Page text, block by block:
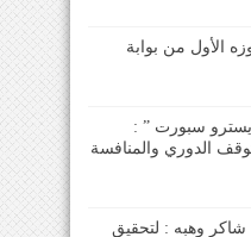
الأول من بوابة
سبورت ” :
الدوري والمنافسة
وهبه : لتحقيق